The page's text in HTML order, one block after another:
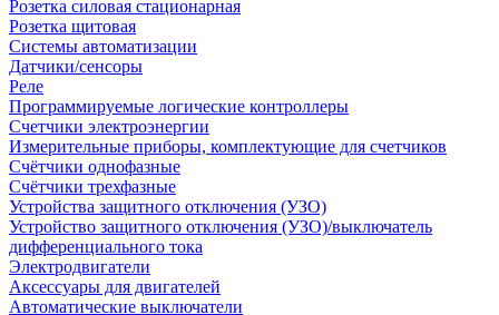
Розетка силовая стационарная
Розетка щитовая
Системы автоматизации
Датчики/сенсоры
Реле
Программируемые логические контроллеры
Счетчики электроэнергии
Измерительные приборы, комплектующие для счетчиков
Счётчики однофазные
Счётчики трехфазные
Устройства защитного отключения (УЗО)
Устройство защитного отключения (УЗО)/выключатель
дифференциального тока
Электродвигатели
Аксессуары для двигателей
Автоматические выключатели